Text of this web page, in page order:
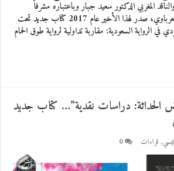
المغربي الدكتور سعيد جبار وباعتباره مشرفاً
جامعياً على الباحث عزيز العرباوي، صدر لهذا الأخير عام 2017 كتاب جديد تحت
الرواية السعودية: مقاربة تداولية لرواية طوق الحمام
الحداثة: دراسات نقدية”… كتاب جديد
, قراءات 0